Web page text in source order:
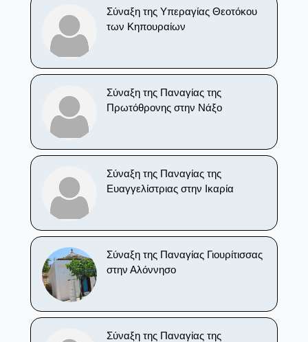
Σύναξη της Υπεραγίας Θεοτόκου
των Κηπουραίων
Σύναξη της Παναγίας της
Πρωτόθρονης στην Νάξο
Σύναξη της Παναγίας της
Ευαγγελίστριας στην Ικαρία
Σύναξη της Παναγίας Γιουρίτισσας
στην Αλόννησο
Σύναξη της Παναγίας της